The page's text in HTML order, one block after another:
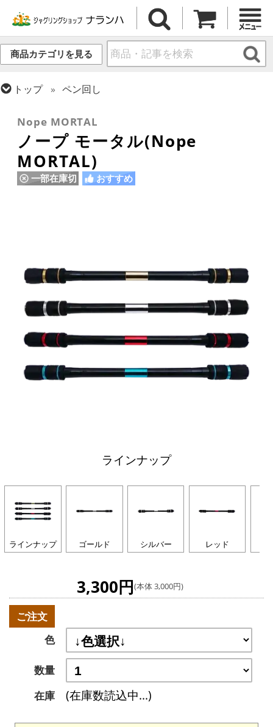
商品カテゴリを見る
トップ
ペン回し
Nope MORTAL
ノープ モータル(Nope
MORTAL)
一部在庫切 おすすめ
ラインナップ
ラインナップ ゴールド シルバー レッド
3,300円(本体 3,000円)
ご注文
色
数量
在庫
(在庫数読込中...)